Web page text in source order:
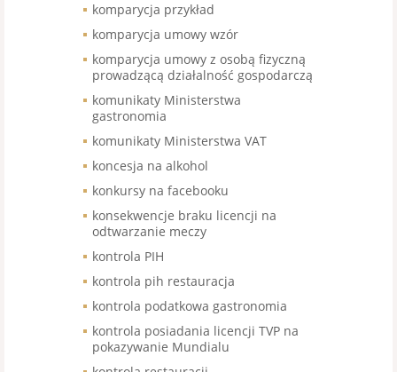
komparycja przykład
komparycja umowy wzór
komparycja umowy z osobą fizyczną
prowadzącą działalność gospodarczą
komunikaty Ministerstwa
gastronomia
komunikaty Ministerstwa VAT
koncesja na alkohol
konkursy na facebooku
konsekwencje braku licencji na
odtwarzanie meczy
kontrola PIH
kontrola pih restauracja
kontrola podatkowa gastronomia
kontrola posiadania licencji TVP na
pokazywanie Mundialu